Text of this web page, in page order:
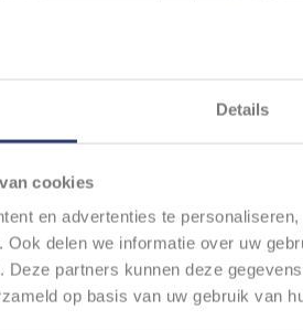
Details
cookies
en advertenties te
delen we informatie over uw
Deze partners kunnen deze
op basis van uw gebruik van
MET SPLIT - UV
13MM MET
BESTENDIG -